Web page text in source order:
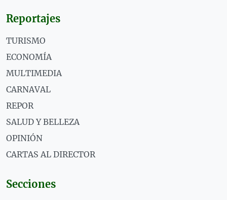
Reportajes
TURISMO
ECONOMÍA
MULTIMEDIA
CARNAVAL
REPOR
SALUD Y BELLEZA
OPINIÓN
CARTAS AL DIRECTOR
Secciones